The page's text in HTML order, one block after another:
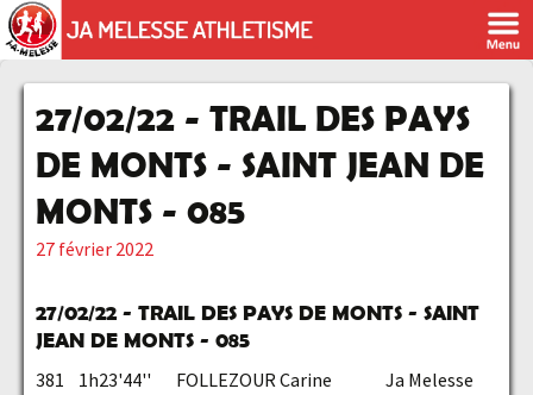
27/02/22 - TRAIL DES PAYS
DE MONTS - SAINT JEAN DE
MONTS - 085
27 février 2022
27/02/22 - TRAIL DES PAYS DE MONTS - SAINT
JEAN DE MONTS - 085
381 1h23'44'' FOLLEZOUR Carine Ja Melesse